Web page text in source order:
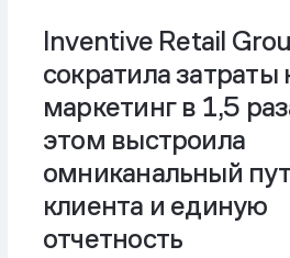
Inventive Retail
сократила затраты
маркетинг в 1,5
этом выстроила
омниканальный
клиента и единую
отчетность